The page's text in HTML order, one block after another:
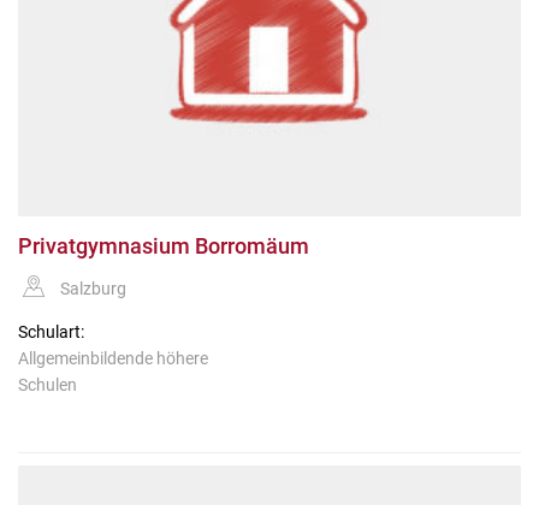
Privatgymnasium Borromäum
Salzburg
Schulart:
Allgemeinbildende höhere
Schulen